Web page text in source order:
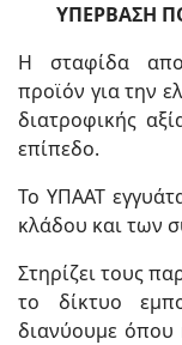
ΥΠΕΡΒΑΣΗ
Η σταφίδα
προϊόν για την
διατροφικής
επίπεδο.
Το ΥΠΑΑΤ
κλάδου και των
Στηρίζει τους
το δίκτυο
διανύουμε όπου